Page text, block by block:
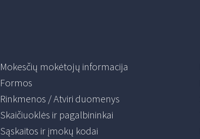
Mokesčių mokėtojų informacija
Formos
Rinkmenos / Atviri duomenys
Skaičiuoklės ir pagalbininkai
Sąskaitos ir įmokų kodai